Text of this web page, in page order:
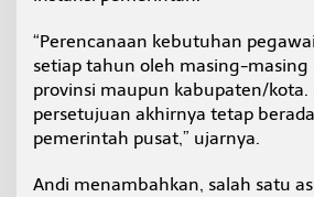
“Perencanaan kebutuhan
setiap tahun oleh masing-masing
provinsi maupun kabupaten/kota.
persetujuan akhirnya tetap
pemerintah pusat,” ujarnya.
Andi menambahkan, salah satu